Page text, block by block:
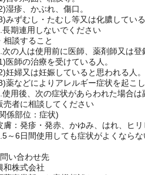
次の部位には使用しないでください
目の周囲、粘膜等。
湿疹、かぶれ、傷口。
みずむし・たむし等又は化膿している
長期連用しないでください
相談すること
次の人は使用前に医師、薬剤師又は登
医師の治療を受けている人。
妊婦又は妊娠していると思われる人。
薬などによりアレルギー症状を起こ
使用後、次の症状があらわれた場合
売者に相談してください
係部位：症状)
～6日間使用しても症状がよくなら